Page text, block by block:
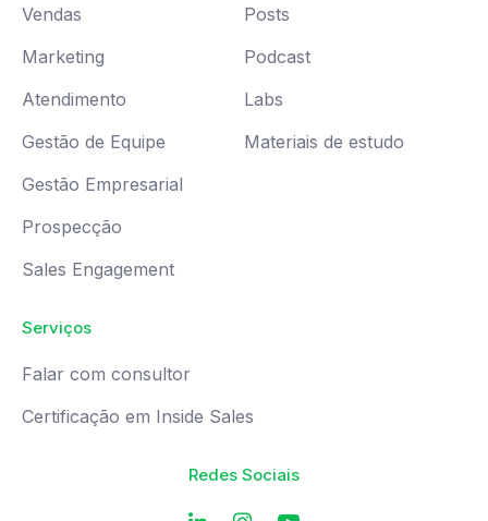
Vendas
Marketing
Atendimento
Gestão de Equipe
Gestão Empresarial
Prospecção
Sales Engagement
Posts
Podcast
Labs
Materiais de estudo
Serviços
Falar com consultor
Certificação em Inside Sales
Redes Sociais